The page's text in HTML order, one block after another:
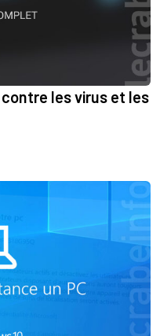
les virus et les